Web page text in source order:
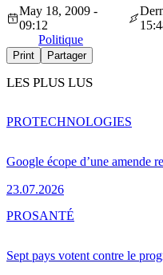
May 18, 2009 -
09:12
Politique
Print Partager
LES PLUS LUS
Google écope d’une amende
23.07.2026
PROTECHNOLOGIES
Sept pays votent contre le
PROSANTÉ